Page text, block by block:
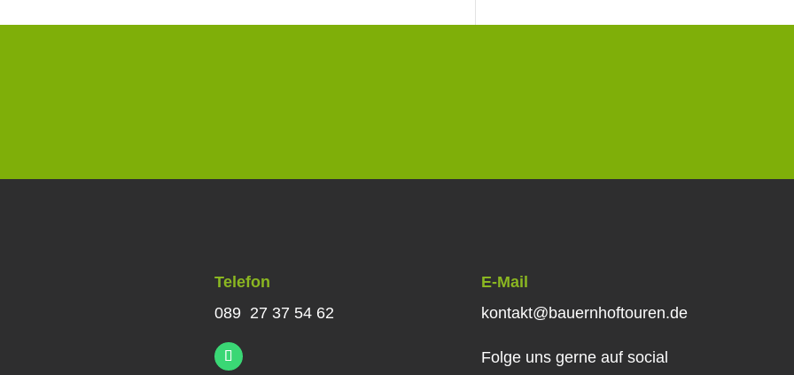
Telefon
089 27 37 54 62
E-Mail
kontakt@bauernhoftouren.de
Folge uns gerne auf social